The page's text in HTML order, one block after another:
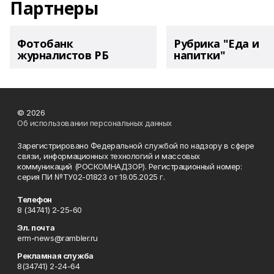
Партнеры
Фотобанк
журналистов РБ
Рубрика "Еда и
напитки"
© 2026
Об использовании персональных данных
Зарегистрировано Федеральной службой по надзору в сфере
связи, информационных технологий и массовых
коммуникаций (РОСКОМНАДЗОР). Регистрационный номер:
серия ПИ №ТУ02-01823 от 19.05.2025 г.
Телефон
8 (34741) 2-25-60
Эл. почта
erm-news@rambler.ru
Рекламная служба
8(34741) 2-24-64